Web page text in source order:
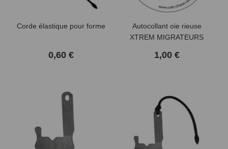
Corde élastique pour forme
0,60 €
Autocollant oie rieuse
XTREM MIGRATEURS
1,00 €